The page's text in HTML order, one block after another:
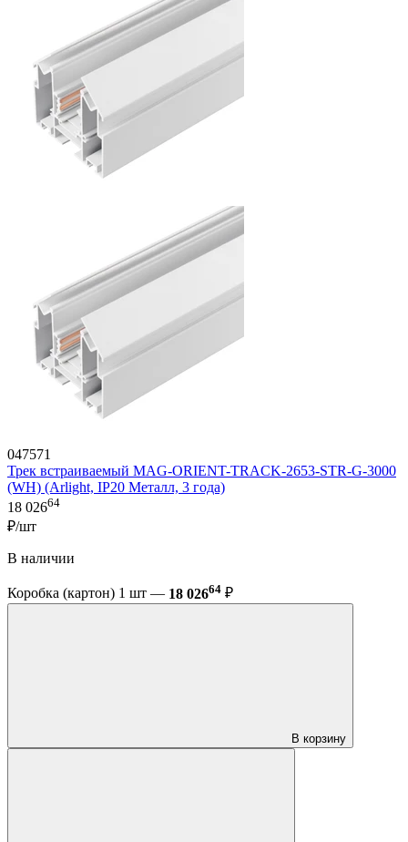
047571
Трек встраиваемый MAG-ORIENT-TRACK-2653-STR-G-3000
(WH) (Arlight, IP20 Металл, 3 года)
18 02664
₽/шт
В наличии
Коробка (картон) 1 шт — 18 02664 ₽
В корзину